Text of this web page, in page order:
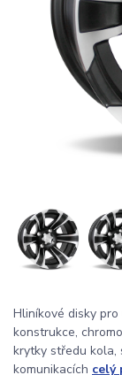
Hliníkové disky
konstrukce,
krytky středu kola,
komunikacích celý